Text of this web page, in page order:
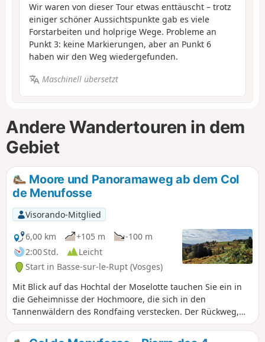
Wir waren von dieser Tour etwas enttäuscht – trotz
einiger schöner Aussichtspunkte gab es viele
Forstarbeiten und holprige Wege. Probleme an
Punkt 3: keine Markierungen, aber an Punkt 6
haben wir den Weg wiedergefunden.
Maschinell übersetzt
Andere Wandertouren in dem
Gebiet
Moore und Panoramaweg ab dem Col
de Menufosse
Visorando-Mitglied
6,00 km
+105 m
-100 m
2:00 Std.
Leicht
Start in Basse-sur-le-Rupt (Vosges)
Mit Blick auf das Hochtal der Moselotte tauchen Sie ein in
die Geheimnisse der Hochmoore, die sich in den
Tannenwäldern des Rondfaing verstecken. Der Rückweg,
der wie ein Balkon angelegt ist, bietet Ihnen bis zum Ende
herrliche Ausblicke, vor allem im Herbst. Sehr einfache